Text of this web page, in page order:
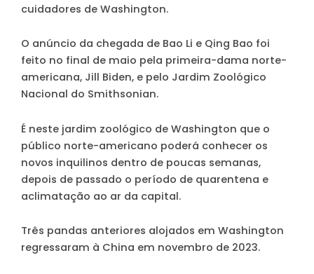
cuidadores de Washington.
O anúncio da chegada de Bao Li e Qing Bao foi
feito no final de maio pela primeira-dama norte-
americana, Jill Biden, e pelo Jardim Zoológico
Nacional do Smithsonian.
É neste jardim zoológico de Washington que o
público norte-americano poderá conhecer os
novos inquilinos dentro de poucas semanas,
depois de passado o período de quarentena e
aclimatação ao ar da capital.
Três pandas anteriores alojados em Washington
regressaram à China em novembro de 2023.